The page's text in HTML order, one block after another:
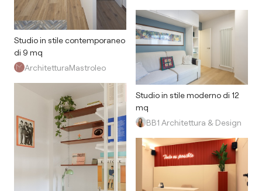
Studio in stile contemporaneo
di 9 mq
ArchitetturaMastroleo
Studio in stile moderno di 12
mq
BB1 Architettura & Design